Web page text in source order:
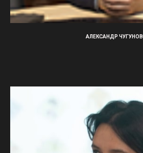
АЛЕКСАНДР ЧУГУНОВ